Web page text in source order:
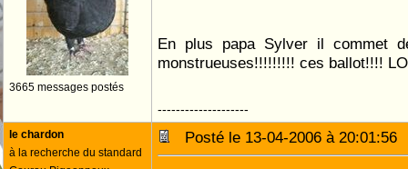
3665 messages postés
En plus papa Sylver il commet
monstrueuses!!!!!!!!!
ballot!!!!
--------------------
le chardon
à la recherche du standard
Posté le 13-04-2006 à